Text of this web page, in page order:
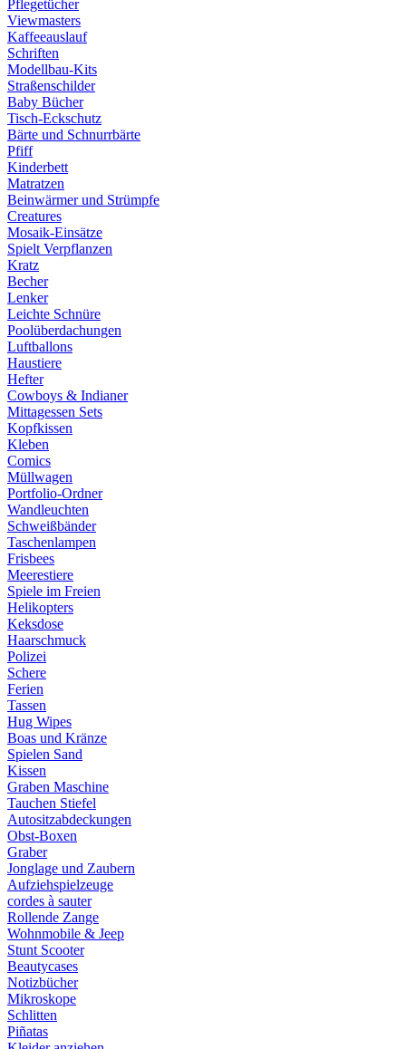
Pflegetücher
Viewmasters
Kaffeeauslauf
Schriften
Modellbau-Kits
Straßenschilder
Baby Bücher
Tisch-Eckschutz
Bärte und Schnurrbärte
Pfiff
Kinderbett
Matratzen
Beinwärmer und Strümpfe
Creatures
Mosaik-Einsätze
Spielt Verpflanzen
Kratz
Becher
Lenker
Leichte Schnüre
Poolüberdachungen
Luftballons
Haustiere
Hefter
Cowboys & Indianer
Mittagessen Sets
Kopfkissen
Kleben
Comics
Müllwagen
Portfolio-Ordner
Wandleuchten
Schweißbänder
Taschenlampen
Frisbees
Meerestiere
Spiele im Freien
Helikopters
Keksdose
Haarschmuck
Polizei
Schere
Ferien
Tassen
Hug Wipes
Boas und Kränze
Spielen Sand
Kissen
Graben Maschine
Tauchen Stiefel
Autositzabdeckungen
Obst-Boxen
Graber
Jonglage und Zaubern
Aufziehspielzeuge
cordes à sauter
Rollende Zange
Wohnmobile & Jeep
Stunt Scooter
Beautycases
Notizbücher
Mikroskope
Schlitten
Piñatas